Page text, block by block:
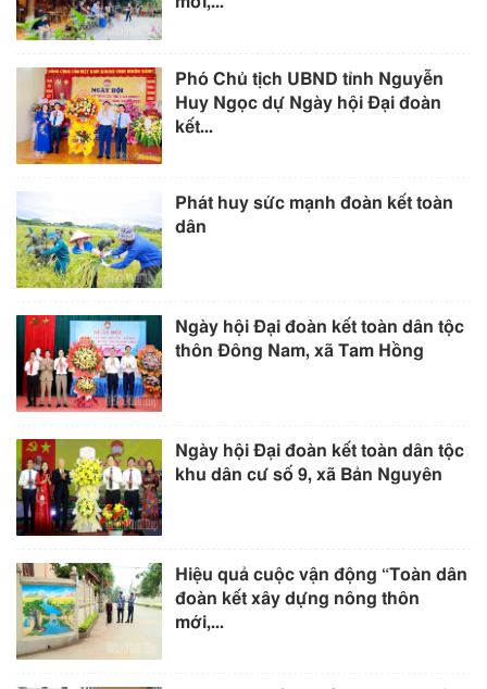
Phó Chủ tịch UBND tỉnh Nguyễn
Huy Ngọc dự Ngày hội Đại đoàn
kết...
Phát huy sức mạnh đoàn kết toàn
dân
Ngày hội Đại đoàn kết toàn dân tộc
thôn Đông Nam, xã Tam Hồng
Ngày hội Đại đoàn kết toàn dân tộc
khu dân cư số 9, xã Bản Nguyên
Hiệu quả cuộc vận động “Toàn dân
đoàn kết xây dựng nông thôn
mới,...